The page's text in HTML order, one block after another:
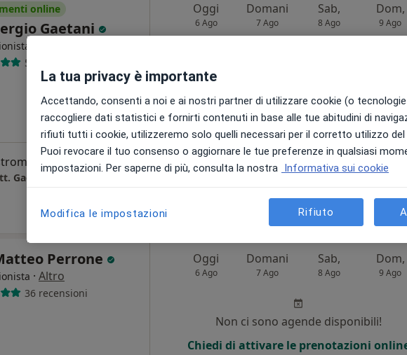
online
Gaetani
57 recensioni
Mappa
Gaetani Sergio
Oggi
6 Ago
Domani
7 Ago
Sab,
8 Ago
Dom,
9 Ago
Non ci sono agende disponibili!
Chiedi di attivare le prenotazioni online
Perrone
· Altro
36 recensioni
Oggi
6 Ago
Domani
7 Ago
Sab,
8 Ago
Dom,
9 Ago
Non ci sono agende disponibili!
Chiedi di attivare le prenotazioni
La tua privacy è importante
Accettando, consenti a noi e ai nostri partner di utilizzare cookie (o
raccogliere dati statistici e fornirti contenuti in base alle tue abitudini di
rifiuti tutti i cookie, utilizzeremo solo quelli necessari per il corretto utilizzo
Puoi revocare il tuo consenso o aggiornare le tue preferenze in qualsiasi
impostazioni. Per saperne di più, consulta la nostra Informativa sui cookie
Modifica le impostazioni Rifiuto